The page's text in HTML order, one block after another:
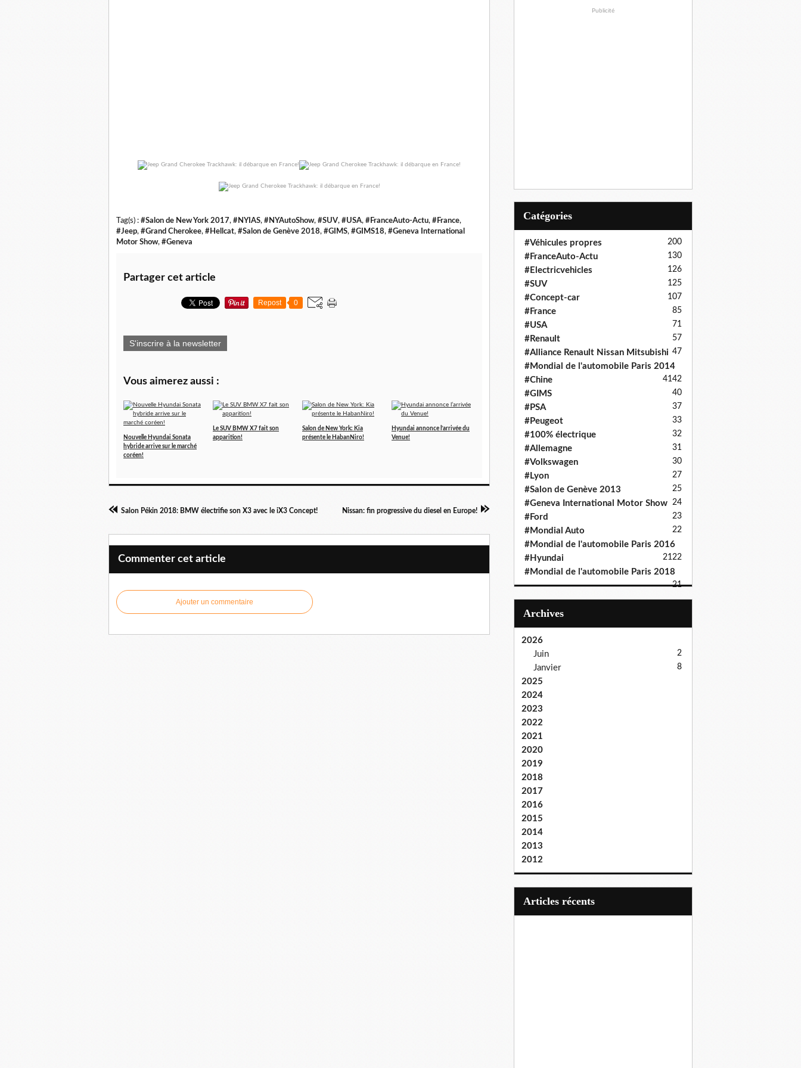
Tag(s) : #Salon de New York 2017, #NYIAS, #NYAutoShow, #SUV, #USA, #FranceAuto-Actu, #France,
#Jeep, #Grand Cherokee, #Hellcat, #Salon de Genève 2018, #GIMS, #GIMS18, #Geneva International
Motor Show, #Geneva
Partager cet article
Repost 0
S'inscrire à la newsletter
Vous aimerez aussi :
Nouvelle Hyundai Sonata
hybride arrive sur le marché
coréen!
Le SUV BMW X7 fait son
apparition!
Salon de New York: Kia
présente le HabanNiro!
Hyundai annonce l’arrivée du
Venue!
Salon Pékin 2018: BMW électrifie son X3 avec le iX3 Concept! Nissan: fin progressive du diesel en Europe!
Commenter cet article
Ajouter un commentaire
Publicité
Catégories
#Véhicules propres 200
#FranceAuto-Actu 130
#Electricvehicles 126
#SUV 125
#Concept-car 107
#France 85
#USA 71
#Renault 57
#Alliance Renault Nissan Mitsubishi 47
#Mondial de l'automobile Paris 2014
42
#Chine 41
#GIMS 40
#PSA 37
#Peugeot 33
#100% électrique 32
#Allemagne 31
#Volkswagen 30
#Lyon 27
#Salon de Genève 2013 25
#Geneva International Motor Show 24
#Ford 23
#Mondial Auto 22
#Mondial de l'automobile Paris 2016
22
#Hyundai 21
#Mondial de l'automobile Paris 2018
21
Archives
2026
Juin
2
Janvier 8
2025
2024
2023
2022
2021
2020
2019
2018
2017
2016
2015
2014
2013
2012
articles récents